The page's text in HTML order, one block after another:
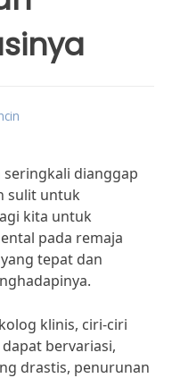
dianggap
sulit untuk
kita untuk
pada remaja
tepat dan
klinis, ciri-ciri
bervariasi,
drastis, penurunan